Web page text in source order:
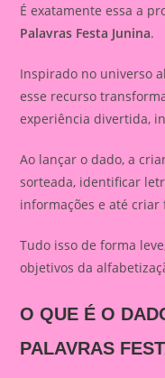
É exatamente essa a
Palavras Festa Junina.
Inspirado no universo
esse recurso
experiência divertida,
Ao lançar o dado, a
sorteada, identificar
informações e até criar
Tudo isso de forma
objetivos da
O QUE É O
PALAVRAS